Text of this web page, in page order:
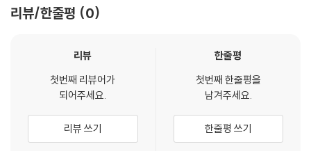
택을 부탁드립니다.
한편, 전과 2범의 이발사인 리키의 사촌 JD는 그의 허락 없이 몰고 나온 트
난다. 현금 인출기 도난 사건을 추적하는 형사로부터 용의자로 몰린 리키
rt Teitel & George Tillman Jr, and Writer Don D. Scott
- 4 Featurettes - The Hair Club (Korean Sub)
리뷰/한줄평 0
리뷰
첫번째 리뷰어가
되어주세요.
리뷰 쓰기
한줄평
첫번째 한줄평을
남겨주세요.
한줄평 쓰기